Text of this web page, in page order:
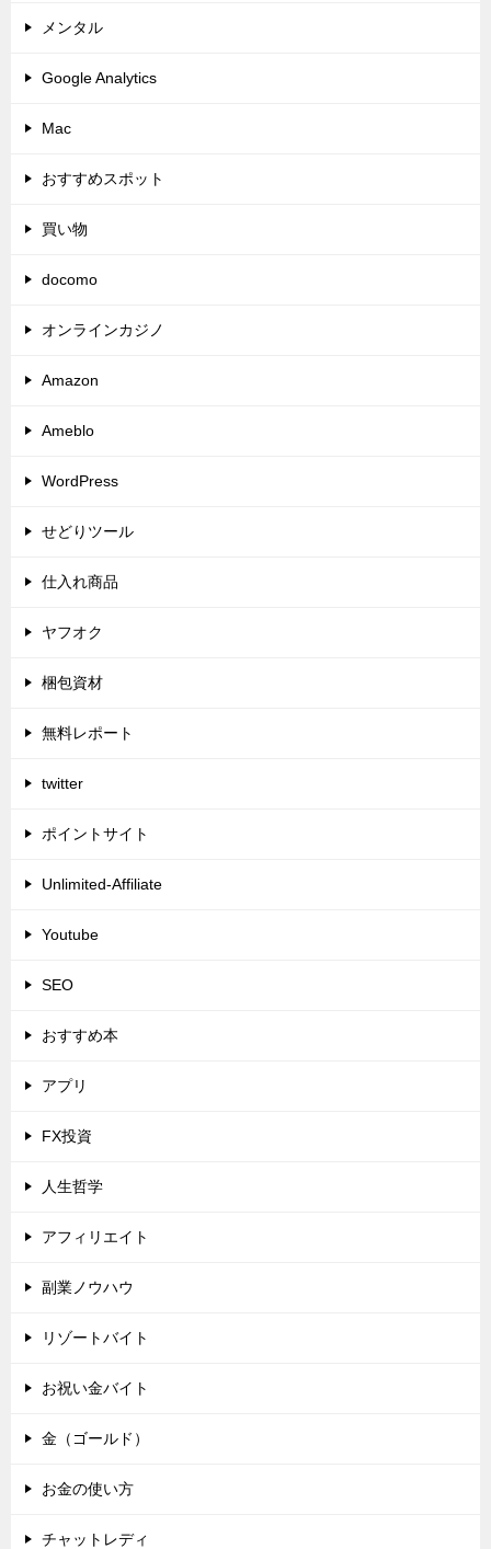
メンタル
Google Analytics
Mac
おすすめスポット
買い物
docomo
オンラインカジノ
Amazon
Ameblo
WordPress
せどりツール
仕入れ商品
ヤフオク
梱包資材
無料レポート
twitter
ポイントサイト
Unlimited-Affiliate
Youtube
SEO
おすすめ本
アプリ
FX投資
人生哲学
アフィリエイト
副業ノウハウ
リゾートバイト
お祝い金バイト
金（ゴールド）
お金の使い方
チャットレディ